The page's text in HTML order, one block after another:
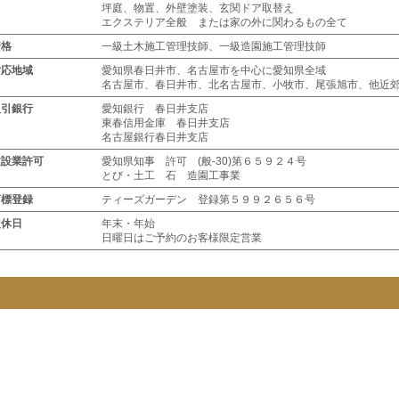
坪庭、物置、外壁塗装、玄関ドア取替え
エクステリア全般 または家の外に関わるもの全て
一級土木施工管理技師、一級造園施工管理技師
地域
愛知県春日井市、名古屋市を中心に愛知県全域
名古屋市、春日井市、北名古屋市、小牧市、尾張旭市、他近
銀行
愛知銀行 春日井支店
東春信用金庫 春日井支店
名古屋銀行春日井支店
業許可
愛知県知事 許可 (般-30)第６５９２４号
とび・土工 石 造園工事業
登録
ティーズガーデン 登録第５９９２６５６号
日
年末・年始
日曜日はご予約のお客様限定営業